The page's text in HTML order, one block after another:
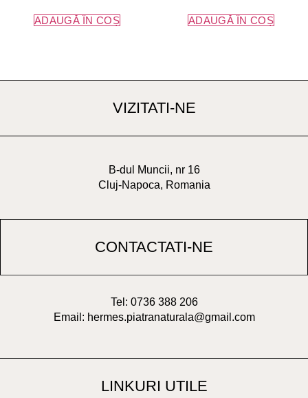
ADAUGĂ ÎN COȘ ADAUGĂ ÎN COȘ
VIZITATI-NE
B-dul Muncii, nr 16
Cluj-Napoca, Romania
CONTACTATI-NE
Tel: 0736 388 206
Email: hermes.piatranaturala@gmail.com
LINKURI UTILE